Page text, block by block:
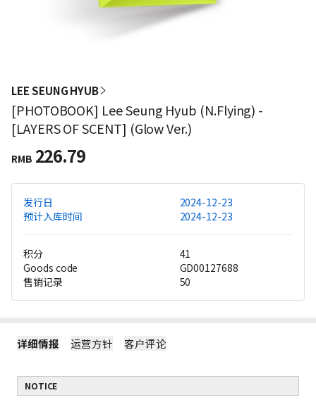
LEE SEUNG HYUB
[PHOTOBOOK] Lee Seung Hyub (N.Flying) -
[LAYERS OF SCENT] (Glow Ver.)
RMB 226.79
发行日
2024-12-23
预计入库时间
2024-12-23
积分
41
Goods code
GD00127688
售销记录
50
详细情报 运营方针 客户评论
NOTICE